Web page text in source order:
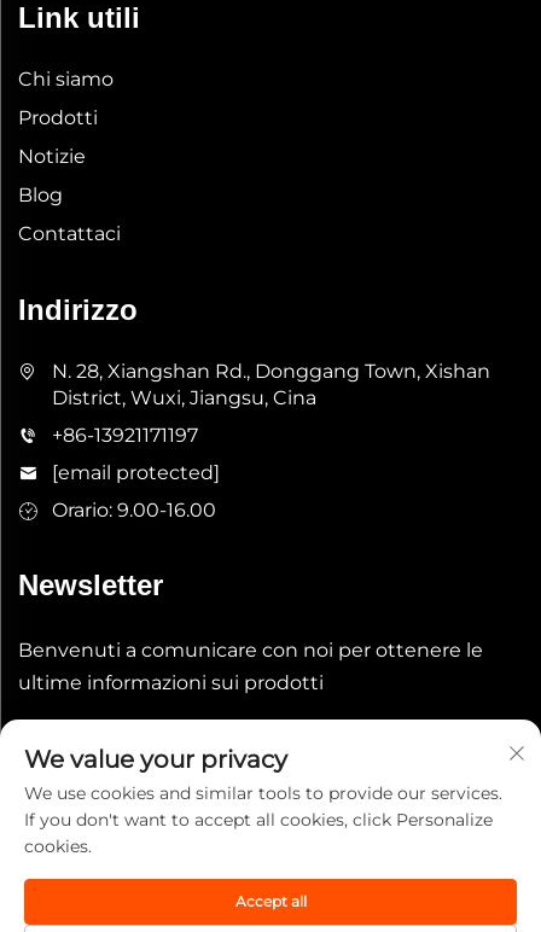
Link utili
Chi siamo
Prodotti
Notizie
Blog
Contattaci
Indirizzo
N. 28, Xiangshan Rd., Donggang Town, Xishan
District, Wuxi, Jiangsu, Cina
+86-13921171197
[email protected]
Orario: 9.00-16.00
Newsletter
Benvenuti a comunicare con noi per ottenere le
ultime informazioni sui prodotti
Copyright © 2025 China Wuxi Leeqian Int'l Co., Ltd. Tutti i
We value your privacy
We use cookies and similar tools to provide our services.
If you don't want to accept all cookies, click Personalize
cookies.
Accept all